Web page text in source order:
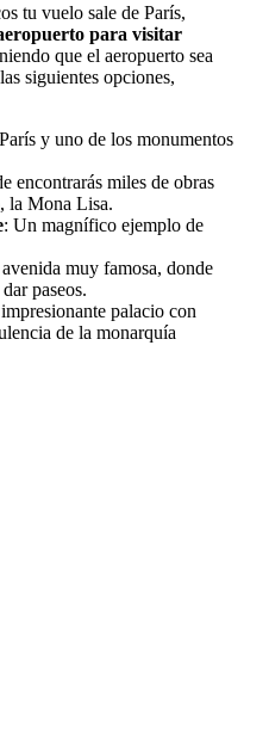
tu vuelo sale de París,
para visitar
que el aeropuerto sea
siguientes opciones,
y uno de los monumentos
encontrarás miles de obras
la Mona Lisa.
: Un magnífico ejemplo de
muy famosa, donde
paseos.
palacio con
de la monarquía